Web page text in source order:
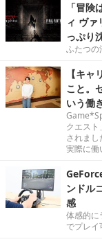
「冒
ィ ヴ
っぷり
ふたつの
【キ
こと。
いう働
クエス
されま
実際に働
ンドル
感
体感的に
でプレイ